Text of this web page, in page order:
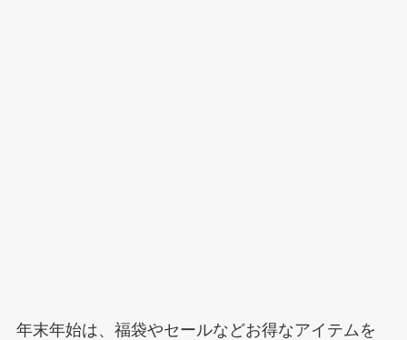
年末年始は、福袋やセールなどお得なアイテムを